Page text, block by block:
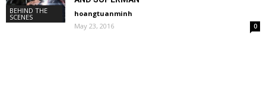
BEHIND THE
SCENES
hoangtuanminh
May 23, 2016
0